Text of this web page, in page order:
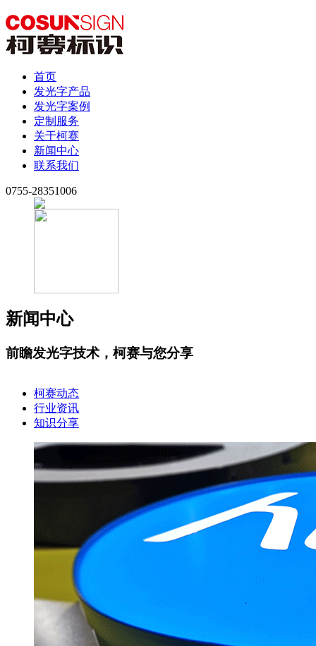
首页
发光字产品
发光字案例
定制服务
关于柯赛
新闻中心
联系我们
0755-28351006
新闻中心
前瞻发光字技术，柯赛与您分享
柯赛动态
行业资讯
知识分享